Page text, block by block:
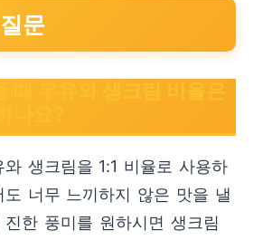
문
생크림을 1:1 비율로 사용하
도 너무 느끼하지 않은 맛을 낼
한 풍미를 원하시면 생크림